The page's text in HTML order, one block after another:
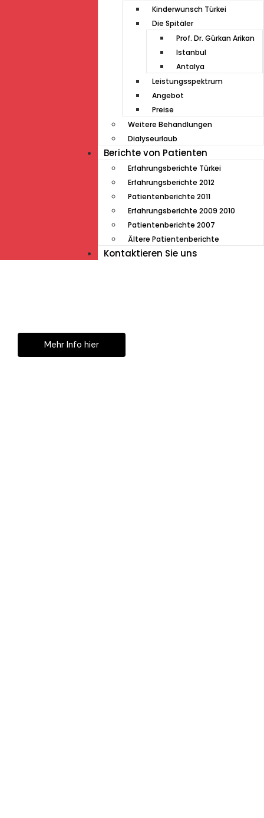
Kinderwunsch Türkei
Die Spitäler
Prof. Dr. Gürkan Arikan
Istanbul
Antalya
Leistungsspektrum
Angebot
Preise
Weitere Behandlungen
Dialyseurlaub
Berichte von Patienten
Erfahrungsberichte Türkei
Erfahrungsberichte 2012
Patientenberichte 2011
Erfahrungsberichte 2009 2010
Patientenberichte 2007
Ältere Patientenberichte
Kontaktieren Sie uns
Mehr Info hier